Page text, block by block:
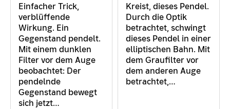
Einfacher Trick,
verblüffende
Wirkung. Ein
Gegenstand pendelt.
Mit einem dunklen
Filter vor dem Auge
beobachtet: Der
pendelnde
Gegenstand bewegt
sich jetzt…
Kreist, dieses Pendel.
Durch die Optik
betrachtet, schwingt
dieses Pendel in einer
elliptischen Bahn. Mit
dem Graufilter vor
dem anderen Auge
betrachtet,…